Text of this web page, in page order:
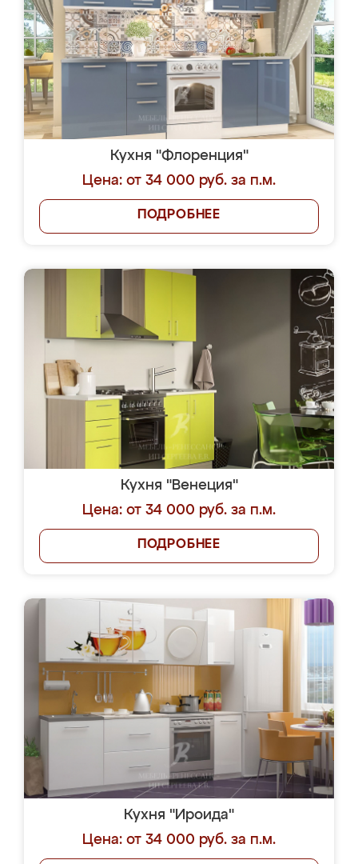
Кухня "Флоренция"
Цена: от 34 000 руб. за п.м.
ПОДРОБНЕЕ
Кухня "Венеция"
Цена: от 34 000 руб. за п.м.
ПОДРОБНЕЕ
Кухня "Ироида"
Цена: от 34 000 руб. за п.м.